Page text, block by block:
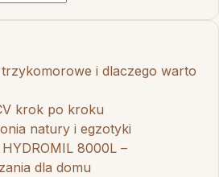
trzykomorowe i dlaczego warto
krok po kroku
natury i egzotyki
8000L –
dla domu